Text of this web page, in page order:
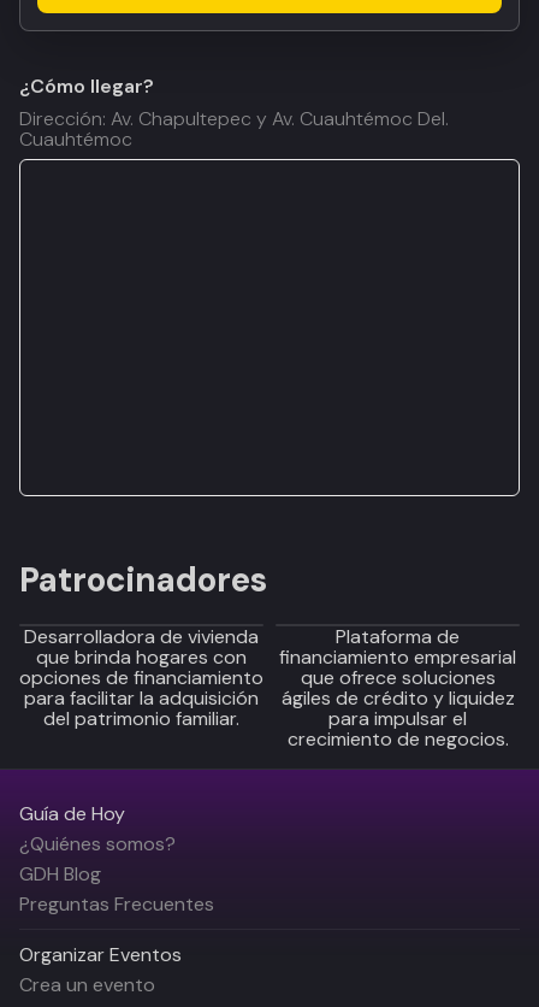
¿Cómo llegar?
Dirección: Av. Chapultepec y Av. Cuauhtémoc Del.
Cuauhtémoc
Patrocinadores
Desarrolladora de vivienda
que brinda hogares con
opciones de financiamiento
para facilitar la adquisición
del patrimonio familiar.
Plataforma de
financiamiento empresarial
que ofrece soluciones
ágiles de crédito y liquidez
para impulsar el
crecimiento de negocios.
Guía de Hoy
¿Quiénes somos?
GDH Blog
Preguntas Frecuentes
Organizar Eventos
Crea un evento